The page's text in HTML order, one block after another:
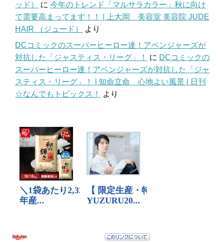
ッド）
に 今年のトレンド「マルサラカラー」秋に向け
て需要高まってます！！ | 上大岡 美容室 美容院 JUDE
HAIR （ジュード）
より
DCコミックのスーパーヒーロー達！アベンジャーズが
対抗した「ジャスティス・リーグ」！
に DCコミックの
スーパーヒーロー達！アベンジャーズが対抗した「ジャ
スティス・リーグ」！ | 知命立命 心地よい風景 | 日刊
☆なんでもトピックス！
より